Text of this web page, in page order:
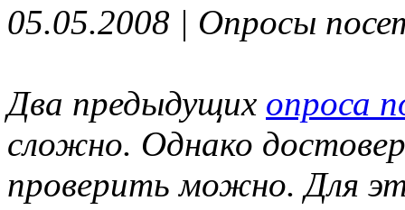
05.05.2008 | Опросы
Два предыдущих опроса
сложно. Однако
проверить можно. Для